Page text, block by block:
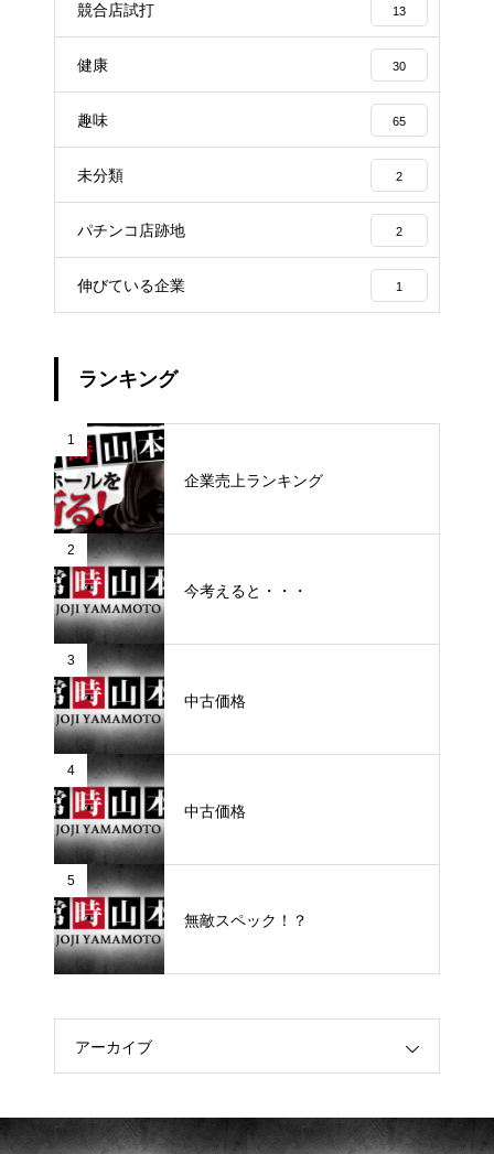
競合店試打 13
健康 30
趣味 65
未分類 2
パチンコ店跡地 2
伸びている企業 1
ランキング
1
企業売上ランキング
2
今考えると・・・
3
中古価格
4
中古価格
5
無敵スペック！？
アーカイブ